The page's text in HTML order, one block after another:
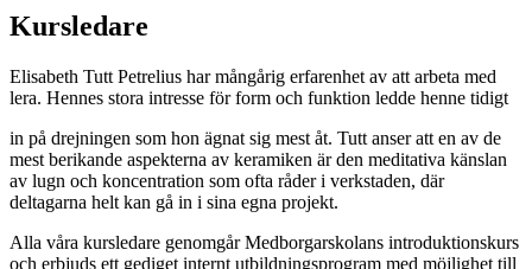
Kursledare
Elisabeth Tutt Petrelius har mångårig erfarenhet av att arbeta med
lera. Hennes stora intresse för form och funktion ledde henne tidigt
in på drejningen som hon ägnat sig mest åt. Tutt anser att en av de
mest berikande aspekterna av keramiken är den meditativa känslan
av lugn och koncentration som ofta råder i verkstaden, där
deltagarna helt kan gå in i sina egna projekt.
Alla våra kursledare genomgår Medborgarskolans introduktionskurs
och erbjuds ett gediget internt utbildningsprogram med möjlighet till